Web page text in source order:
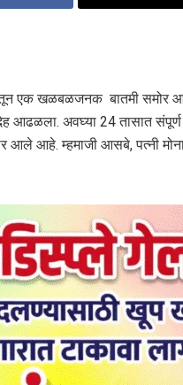
एक खळबळजनक बातमी समोर
अवघ्या 24 तासात संपूर्ण
आले आहे. म्हमाजी आसबे, पत्नी